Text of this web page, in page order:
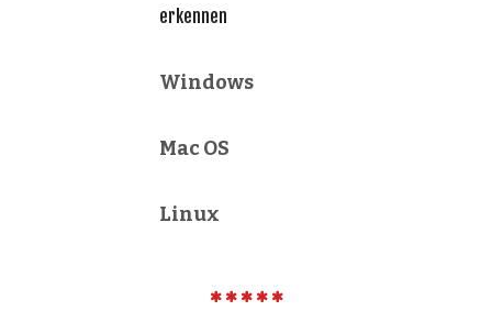
erkennen
Windows
Mac OS
Linux